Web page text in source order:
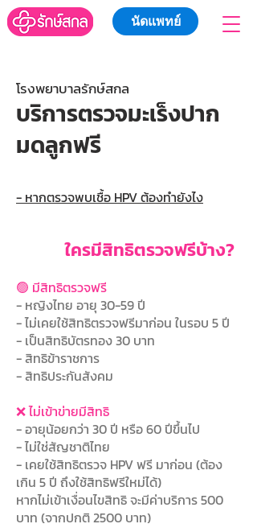
นัดแพทย์
โรงพยาบาลรักษ์สกล
บริการตรวจมะเร็งปาก
มดลูกฟรี
- หากตรวจพบเชื้อ HPV ต้องทำยังไง
ใครมีสิทธิตรวจฟรีบ้าง?
🟢 มีสิทธิตรวจฟรี
- หญิงไทย อายุ 30-59 ปี
- ไม่เคยใช้สิทธิตรวจฟรีมาก่อน ในรอบ 5 ปี
- เป็นสิทธิบัตรทอง 30 บาท
- สิทธิข้าราชการ
- สิทธิประกันสังคม
❌ ไม่เข้าข่ายมีสิทธิ
- อายุน้อยกว่า 30 ปี หรือ 60 ปีขึ้นไป
- ไม่ใช่สัญชาติไทย
- เคยใช้สิทธิตรวจ HPV ฟรี มาก่อน (ต้อง
เกิน 5 ปี ถึงใช้สิทธิฟรีใหม่ได้)
หากไม่เข้าเงื่อนไขสิทธิ จะมีค่าบริการ 500
บาท (จากปกติ 2500 บาท)